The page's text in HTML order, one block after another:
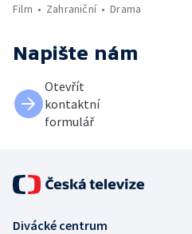
Film
Zahraniční Drama
Napište nám
Otevřít
kontaktní
formulář
Divácké centrum